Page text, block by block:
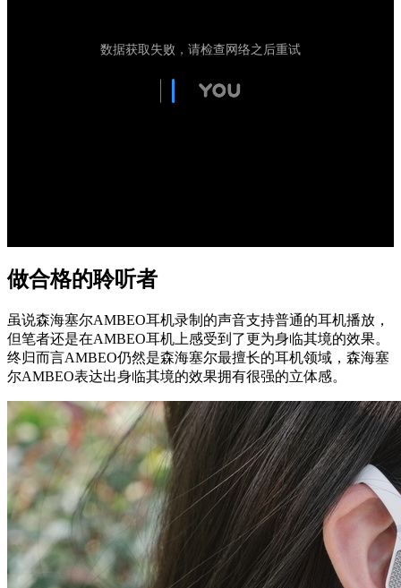
做合格的聆听者
虽说森海塞尔AMBEO耳机录制的声音支持普通的耳机播放，
但笔者还是在AMBEO耳机上感受到了更为身临其境的效果。
终归而言AMBEO仍然是森海塞尔最擅长的耳机领域，森海塞
尔AMBEO表达出身临其境的效果拥有很强的立体感。